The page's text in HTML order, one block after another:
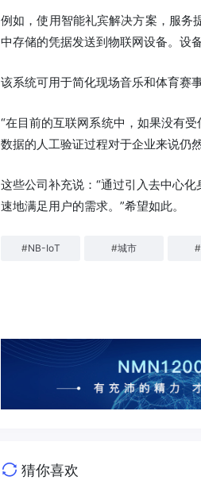
例如，使用智能礼宾解决方案，服务
中存储的凭据发送到物联网设备。设
该系统可用于简化现场音乐和体育赛
“在目前的互联网系统中，如果没有
数据的人工验证过程对于企业来说仍
这些公司补充说：“通过引入去中心
速地满足用户的需求。”希望如此。
#NB-IoT #城市 #
猜你喜欢